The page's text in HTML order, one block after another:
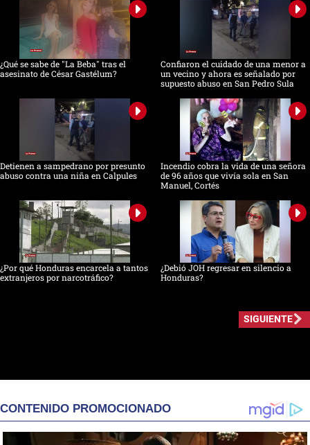
¿Qué se sabe de "La Beba" tras el
asesinato de César Gastélum?
Confiaron el cuidado de una menor a
un vecino y ahora es señalado por
supuesto abuso en San Pedro Sula
Detienen a sampedrano por presunto
abuso contra una niña en Calpules
Incendio cobra la vida de una señora
de 96 años que vivía sola en San
Manuel, Cortés
¿Por qué Honduras encarcela a tantos
extranjeros por narcotráfico?
¿Debió JOH regresar en silencio a
Honduras?
SIGUIENTE
CONTENIDO PROMOCIONADO